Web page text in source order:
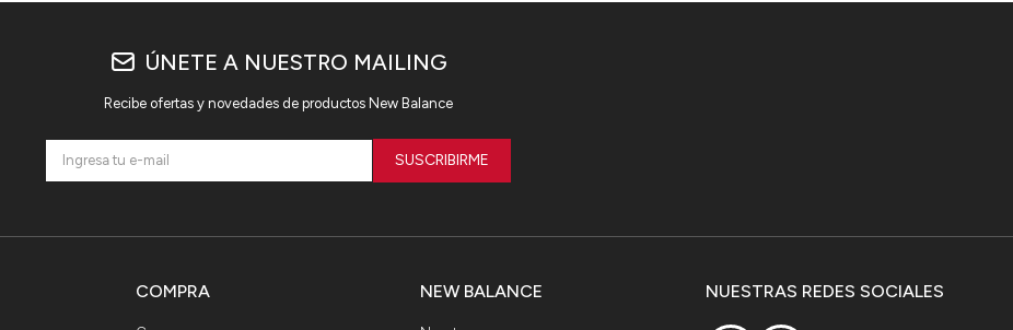
NEW BALANCE
COMPRA NUESTRAS REDES SOCIALES
ÚNETE A NUESTRO MAILING
Recibe ofertas y novedades de productos New Balance
SUSCRIBIRME